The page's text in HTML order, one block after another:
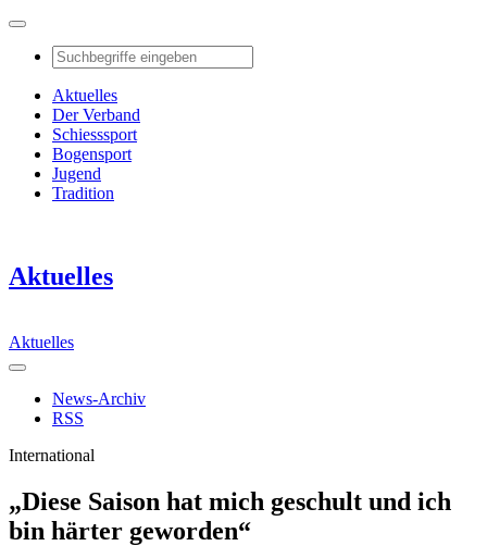
Aktuelles
Der Verband
Schiesssport
Bogensport
Jugend
Tradition
Aktuelles
Aktuelles
News-Archiv
RSS
International
„Diese Saison hat mich geschult und ich
bin härter geworden“